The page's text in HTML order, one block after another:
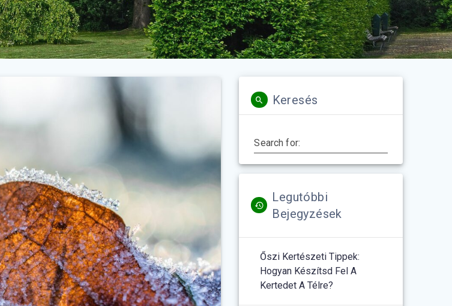
Keresés
Search for:
Legutóbbi
Bejegyzések
Őszi Kertészeti Tippek:
Hogyan Készítsd Fel A
Kertedet A Télre?